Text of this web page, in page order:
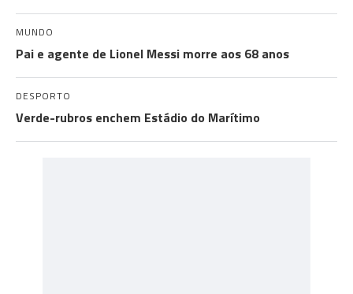
MUNDO
Pai e agente de Lionel Messi morre aos 68 anos
DESPORTO
Verde-rubros enchem Estádio do Marítimo